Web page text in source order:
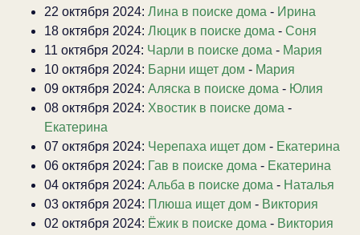
22 октября 2024: Лина в поиске дома - Ирина
18 октября 2024: Люцик в поиске дома - Соня
11 октября 2024: Чарли в поиске дома - Мария
10 октября 2024: Барни ищет дом - Мария
09 октября 2024: Аляска в поиске дома - Юлия
08 октября 2024: Хвостик в поиске дома -
Екатерина
07 октября 2024: Черепаха ищет дом - Екатерина
06 октября 2024: Гав в поиске дома - Екатерина
04 октября 2024: Альба в поиске дома - Наталья
03 октября 2024: Плюша ищет дом - Виктория
02 октября 2024: Ёжик в поиске дома - Виктория